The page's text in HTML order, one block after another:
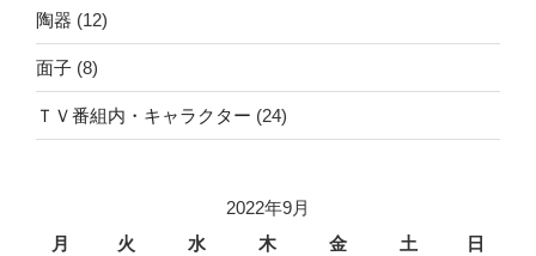
陶器 (12)
面子 (8)
ＴＶ番組内・キャラクター (24)
2022年9月
月
火 水 木 金 土 日